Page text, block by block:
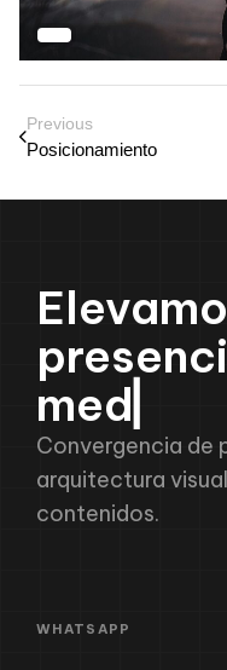
Previous
Posicionamiento
Elevamo
presenci
med
Convergencia de
arquitectura
contenidos.
WHATSAPP